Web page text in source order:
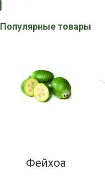
Популярные товары
Фейхоа